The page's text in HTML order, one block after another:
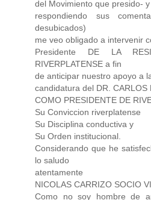
del Movimiento que presido- y
respondiendo sus
desubicados)
me veo obligado a intervenir
Presidente DE LA
RIVERPLATENSE a fin
de anticipar nuestro apoyo a
candidatura del DR. CARLOS
COMO PRESIDENTE DE
Su Conviccion riverplatense
Su Disciplina conductiva y
Su Orden institucional.
Considerando que he
lo saludo
atentamente
NICOLAS CARRIZO SOCIO
Como no soy hombre de